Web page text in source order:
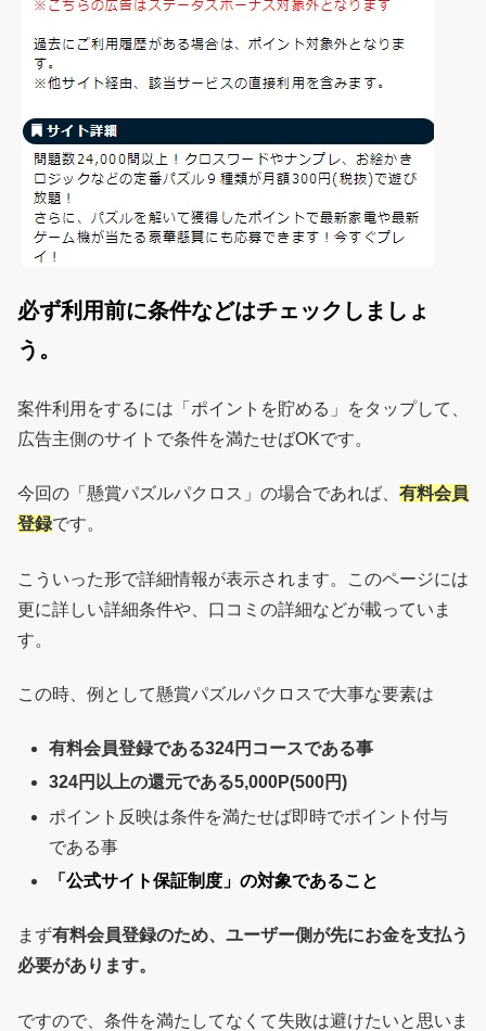
必ず利用前に条件などはチェックしましょ
う。
案件利用をするには「ポイントを貯める」をタップして、
広告主側のサイトで条件を満たせばOKです。
今回の「懸賞パズルパクロス」の場合であれば、 有料会員
登録です。
こういった形で詳細情報が表示されます。このページには
更に詳しい詳細条件や、口コミの詳細などが載っていま
す。
この時、例として懸賞パズルパクロスで大事な要素は
有料会員登録である324円コースである事
324円以上の還元である5,000P(500円)
ポイント反映は条件を満たせば即時でポイント付与
である事
「公式サイト保証制度」の対象であること
まず有料会員登録のため、ユーザー側が先にお金を支払う
必要があります。
ですので、条件を満たしてなくて失敗は避けたいと思いま